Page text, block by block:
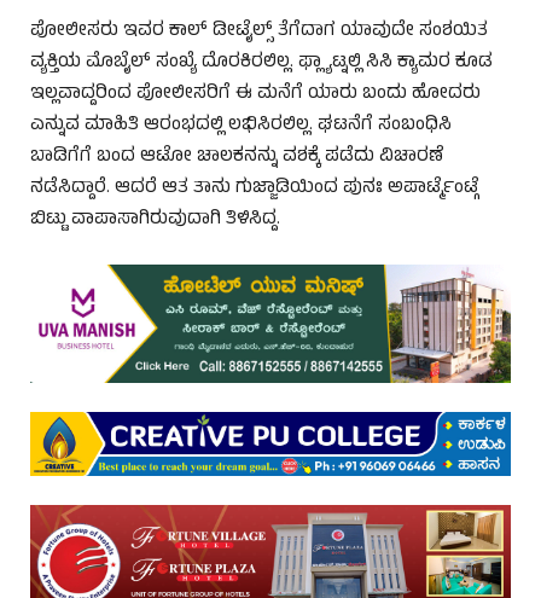
ಪೋಲೀಸರು ಇವರ ಕಾಲ್ ಡೀಟೈಲ್ಸ್ ತೆಗೆದಾಗ ಯಾವುದೇ ಸಂಶಯಿತ
ವ್ಯಕ್ತಿಯ ಮೊಬೈಲ್ ಸಂಖ್ಯೆ ದೊರಕಿರಲಿಲ್ಲ. ಫ್ಲ್ಯಾಟ್ನಲ್ಲಿ ಸಿಸಿ ಕ್ಯಾಮರ ಕೂಡ
ಇಲ್ಲವಾದ್ದರಿಂದ ಪೋಲೀಸರಿಗೆ ಈ ಮನೆಗೆ ಯಾರು ಬಂದು ಹೋದರು
ಎನ್ನುವ ಮಾಹಿತಿ ಆರಂಭದಲ್ಲಿ ಲಭಿಸಿರಲಿಲ್ಲ. ಘಟನೆಗೆ ಸಂಬಂಧಿಸಿ
ಬಾಡಿಗೆಗೆ ಬಂದ ಆಟೋ ಚಾಲಕನನ್ನು ವಶಕ್ಕೆ ಪಡೆದು ವಿಚಾರಣೆ
ನಡೆಸಿದ್ದಾರೆ. ಆದರೆ ಆತ ತಾನು ಗುಜ್ಜಾಡಿಯಿಂದ ಪುನಃ ಅಪಾರ್ಟ್ಮೆಂಟ್ಗೆ
ಬಿಟ್ಟು ವಾಪಾಸಾಗಿರುವುದಾಗಿ ತಿಳಿಸಿದ್ದ.